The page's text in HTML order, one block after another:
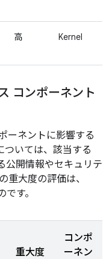
高 Kernel
コンポーネント
ーネントに影響する
ついては、該当する
公開情報やセキュリテ
重大度の評価は、
す。
重大度
コンポ
ーネン